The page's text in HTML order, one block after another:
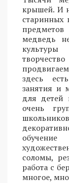
крышей. И
старинных
медведь
здесь
занятия и
для детей
очень
соломы,
работа с
многое,